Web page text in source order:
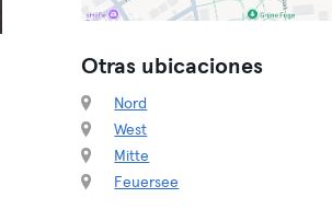
Otras ubicaciones
Nord
West
Mitte
Feuersee